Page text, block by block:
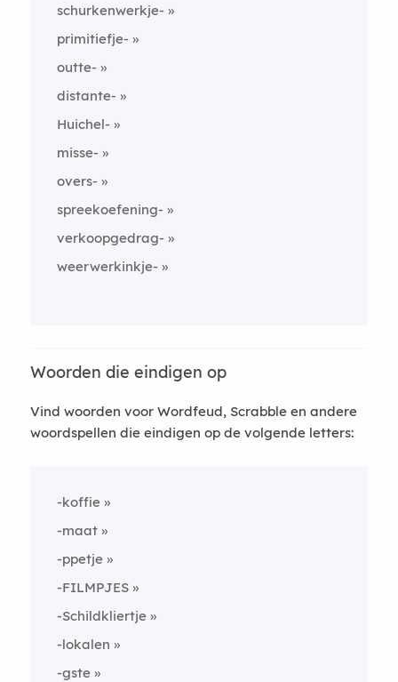
schurkenwerkje-
primitiefje-
outte-
distante-
Huichel-
misse-
overs-
spreekoefening-
verkoopgedrag-
weerwerkinkje-
Woorden die eindigen op
Vind woorden voor Wordfeud, Scrabble en andere
woordspellen die eindigen op de volgende letters:
-koffie
-maat
-ppetje
-FILMPJES
-Schildkliertje
-lokalen
-gste